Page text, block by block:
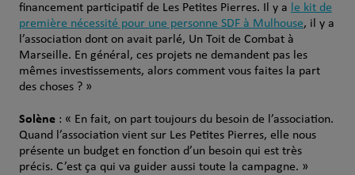
financement participatif de Les Petites Pierres. Il y a le kit de
première nécessité pour une personne SDF à Mulhouse, il y a
l’association dont on avait parlé, Un Toit de Combat à
Marseille. En général, ces projets ne demandent pas les
mêmes investissements, alors comment vous faites la part
des choses ? »
Solène : « En fait, on part toujours du besoin de l’association.
Quand l’association vient sur Les Petites Pierres, elle nous
présente un budget en fonction d’un besoin qui est très
précis. C’est ça qui va guider aussi toute la campagne. »